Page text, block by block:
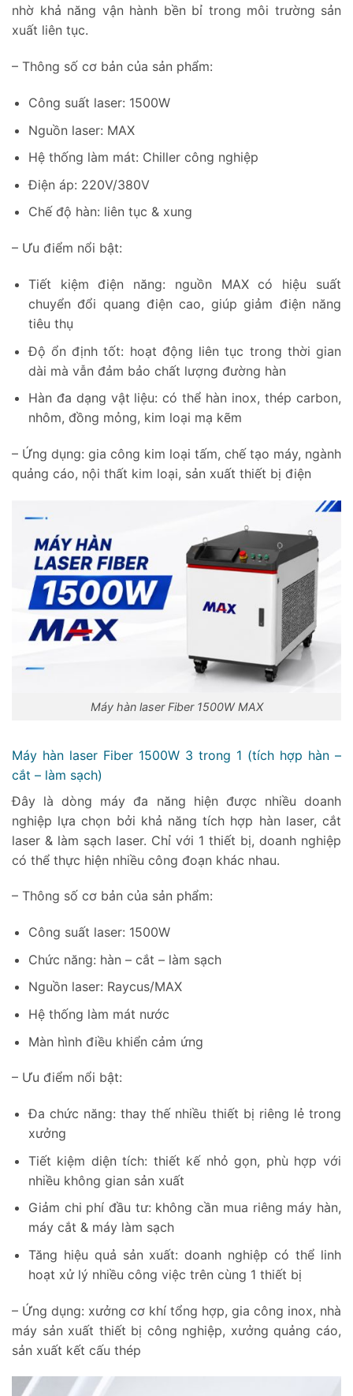
nhờ khả năng vận hành bền bỉ trong môi trường sản
xuất liên tục.
– Thông số cơ bản của sản phẩm:
Công suất laser: 1500W
Nguồn laser: MAX
Hệ thống làm mát: Chiller công nghiệp
Điện áp: 220V/380V
Chế độ hàn: liên tục & xung
– Ưu điểm nổi bật:
Tiết kiệm điện năng: nguồn MAX có hiệu suất
chuyển đổi quang điện cao, giúp giảm điện năng
tiêu thụ
Độ ổn định tốt: hoạt động liên tục trong thời gian
dài mà vẫn đảm bảo chất lượng đường hàn
Hàn đa dạng vật liệu: có thể hàn inox, thép carbon,
nhôm, đồng mỏng, kim loại mạ kẽm
– Ứng dụng: gia công kim loại tấm, chế tạo máy, ngành
quảng cáo, nội thất kim loại, sản xuất thiết bị điện
Máy hàn laser Fiber 1500W MAX
Máy hàn laser Fiber 1500W 3 trong 1 (tích hợp hàn –
cắt – làm sạch)
Đây là dòng máy đa năng hiện được nhiều doanh
nghiệp lựa chọn bởi khả năng tích hợp hàn laser, cắt
laser & làm sạch laser. Chỉ với 1 thiết bị, doanh nghiệp
có thể thực hiện nhiều công đoạn khác nhau.
– Thông số cơ bản của sản phẩm:
Công suất laser: 1500W
Chức năng: hàn – cắt – làm sạch
Nguồn laser: Raycus/MAX
Hệ thống làm mát nước
Màn hình điều khiển cảm ứng
– Ưu điểm nổi bật:
Đa chức năng: thay thế nhiều thiết bị riêng lẻ trong
xưởng
Tiết kiệm diện tích: thiết kế nhỏ gọn, phù hợp với
nhiều không gian sản xuất
Giảm chi phí đầu tư: không cần mua riêng máy hàn,
máy cắt & máy làm sạch
Tăng hiệu quả sản xuất: doanh nghiệp có thể linh
hoạt xử lý nhiều công việc trên cùng 1 thiết bị
– Ứng dụng: xưởng cơ khí tổng hợp, gia công inox, nhà
máy sản xuất thiết bị công nghiệp, xưởng quảng cáo,
sản xuất kết cấu thép